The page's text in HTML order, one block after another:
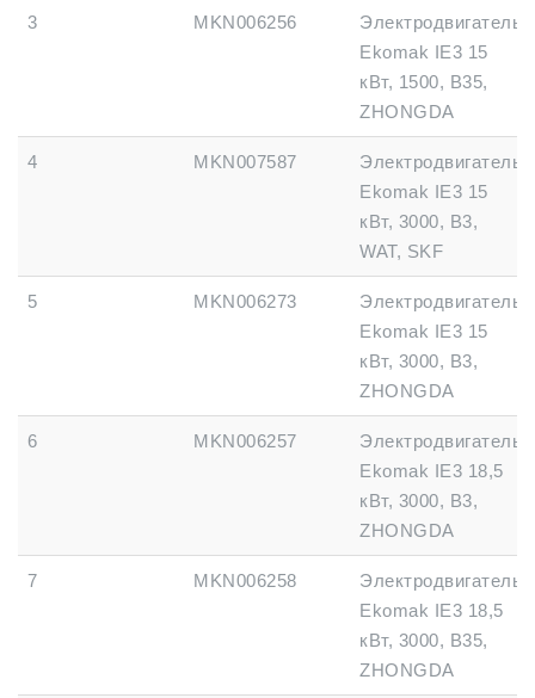
3 MKN006256
Электродвигатель
Ekomak IE3 15
кВт, 1500, B35,
ZHONGDA
4 MKN007587
Электродвигатель
Ekomak IE3 15
кВт, 3000, B3,
WAT, SKF
5 MKN006273
Электродвигатель
Ekomak IE3 15
кВт, 3000, B3,
ZHONGDA
6 MKN006257
Электродвигатель
Ekomak IE3 18,5
кВт, 3000, B3,
ZHONGDA
7 MKN006258
Электродвигатель
Ekomak IE3 18,5
кВт, 3000, B35,
ZHONGDA